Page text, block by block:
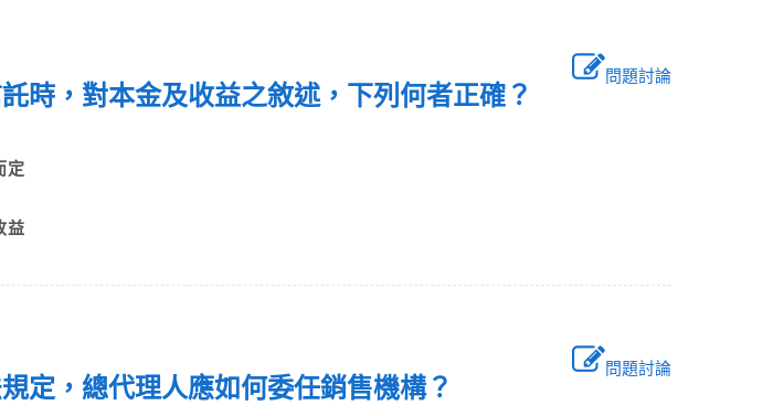
問題討論
時，對本金及收益之敘述，下列何者正確？
定
益
問題討論
定，總代理人應如何委任銷售機構？